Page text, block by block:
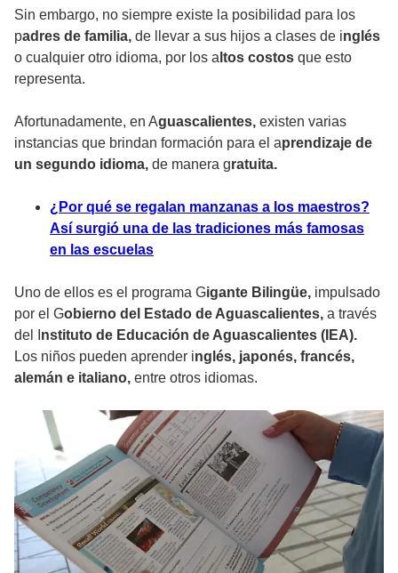
Sin embargo, no siempre existe la posibilidad para los
padres de familia, de llevar a sus hijos a clases de inglés
o cualquier otro idioma, por los a ltos costos que esto
representa.
Afortunadamente, en Aguascalientes, existen varias
instancias que brindan formación para el aprendizaje de
un segundo idioma, de manera gratuita.
¿Por qué se regalan manzanas a los maestros?
Así surgió una de las tradiciones más famosas
en las escuelas
Uno de ellos es el programa Gigante Bilingüe, impulsado
por el Gobierno del Estado de Aguascalientes, a través
del I nstituto de Educación de Aguascalientes (IEA).
Los niños pueden aprender inglés, japonés, francés,
alemán e italiano, entre otros idiomas.